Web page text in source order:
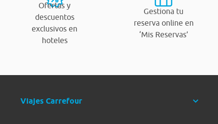
Ofertas y
descuentos
exclusivos en
hoteles
Gestiona tu
reserva online en
‘Mis Reservas’
Viajes Carrefour